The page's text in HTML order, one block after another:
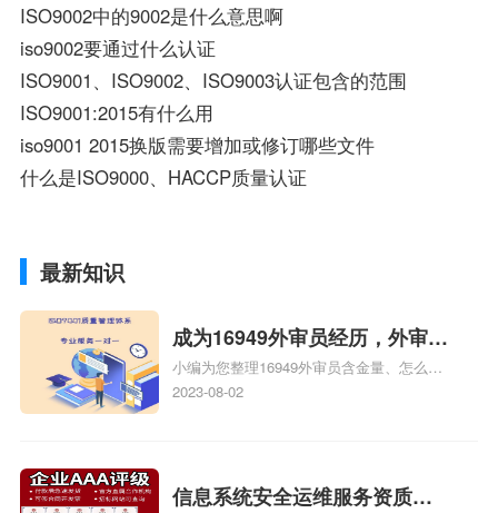
ISO9002中的9002是什么意思啊
iso9002要通过什么认证
ISO9001、ISO9002、ISO9003认证包含的范围
ISO9001:2015有什么用
iso9001 2015换版需要增加或修订哪些文件
什么是ISO9000、HACCP质量认证
最新知识
成为16949外审员经历，外审员
16949
小编为您整理16949外审员含金量、怎么才
能成为注册的TS16949:2009的外审员、我
2023-08-02
信息系统安全运维服务资质二